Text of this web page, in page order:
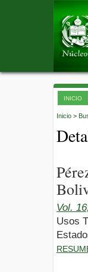
INICIO
Inicio >
Vol.
Usos